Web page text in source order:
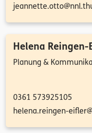
Helena Reingen-
Planung &
0361 573925105
helena.reingen-